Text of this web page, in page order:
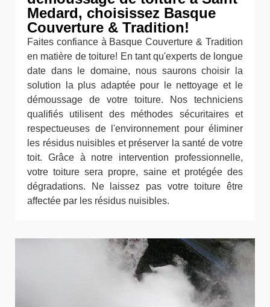
Medard, choisissez Basque
Couverture & Tradition!
Faites confiance à Basque Couverture & Tradition
en matière de toiture! En tant qu'experts de longue
date dans le domaine, nous saurons choisir la
solution la plus adaptée pour le nettoyage et le
démoussage de votre toiture. Nos techniciens
qualifiés utilisent des méthodes sécuritaires et
respectueuses de l'environnement pour éliminer
les résidus nuisibles et préserver la santé de votre
toit. Grâce à notre intervention professionnelle,
votre toiture sera propre, saine et protégée des
dégradations. Ne laissez pas votre toiture être
affectée par les résidus nuisibles.